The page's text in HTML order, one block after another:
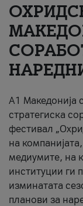
A1 Македонија
стратегиска
фестивал
на
медиумите, на
институции ги
изминатата
планови за